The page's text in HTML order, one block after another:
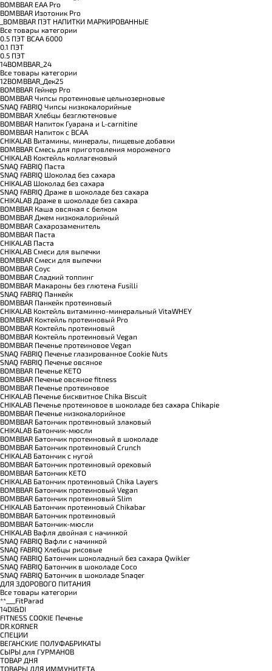
BOMBBAR EAA Pro
BOMBBAR Изотоник Pro
_BOMBBAR ПЭТ НАПИТКИ МАРКИРОВАННЫЕ
Все товары категории
0.5 ПЭТ ВСАА 6000
0.1 ПЭТ
0.5 ПЭТ
14BOMBBAR_24
Все товары категории
12BOMBBAR_Дек25
BOMBBAR Гейнер Pro
BOMBBAR Чипсы протеиновые цельнозерновые
SNAQ FABRIQ Чипсы низкокалорийные
BOMBBAR Хлебцы безглютеновые
BOMBBAR Напиток Гуарана и L-carnitine
BOMBBAR Напиток с BCAA
CHIKALAB Витамины, минералы, пищевые добавки
BOMBBAR Смесь для приготовления мороженого
CHIKALAB Коктейль коллагеновый
SNAQ FABRIQ Паста
SNAQ FABRIQ Шоколад без сахара
CHIKALAB Шоколад без сахара
SNAQ FABRIQ Драже в шоколаде без сахара
CHIKALAB Драже в шоколаде без сахара
BOMBBAR Каша овсяная с белком
BOMBBAR Джем низкокалорийный
BOMBBAR Сахарозаменитель
BOMBBAR Паста
CHIKALAB Паста
CHIKALAB Смеси для выпечки
BOMBBAR Смеси для выпечки
BOMBBAR Соус
BOMBBAR Сладкий топпинг
BOMBBAR Макароны без глютена Fusilli
SNAQ FABRIQ Панкейк
BOMBBAR Панкейк протеиновый
CHIKALAB Коктейль витаминно-минеральный VitaWHEY
BOMBBAR Коктейль протеиновый Pro
BOMBBAR Коктейль протеиновый
BOMBBAR Коктейль протеиновый Vegan
BOMBBAR Печенье протеиновое Vegan
SNAQ FABRIQ Печенье глазированное Cookie Nuts
SNAQ FABRIQ Печенье овсяное
BOMBBAR Печенье KETO
BOMBBAR Печенье овсяное fitness
BOMBBAR Печенье протеиновое
CHIKALAB Печенье бисквитное Chika Biscuit
CHIKALAB Печенье протеиновое в шоколаде без сахара Chikapie
BOMBBAR Печенье низкокалорийное
BOMBBAR Батончик протеиновый злаковый
CHIKALAB Батончик-мюсли
BOMBBAR Батончик протеиновый в шоколаде
BOMBBAR Батончик протеиновый Crunch
CHIKALAB Батончик с нугой
BOMBBAR Батончик протеиновый ореховый
BOMBBAR Батончик KETO
CHIKALAB Батончик протеиновый Chika Layers
BOMBBAR Батончик протеиновый Vegan
BOMBBAR Батончик протеиновый Slim
CHIKALAB Батончик протеиновый Chikabar
BOMBBAR Батончик протеиновый
BOMBBAR Батончик-мюсли
CHIKALAB Вафля двойная с начинкой
SNAQ FABRIQ Вафли с начинкой
SNAQ FABRIQ Хлебцы рисовые
SNAQ FABRIQ Батончик шоколадный без сахара Qwikler
SNAQ FABRIQ Батончик в шоколаде Coco
SNAQ FABRIQ Батончик в шоколаде Snaqer
ДЛЯ ЗДОРОВОГО ПИТАНИЯ
Все товары категории
**___FitParad
14DI&DI
FITNESS COOKIE Печенье
DR.KORNER
СПЕЦИИ
ВЕГАНСКИЕ ПОЛУФАБРИКАТЫ
СЫРЫ для ГУРМАНОВ
TОВАР ДНЯ
TОВАРЫ ДЛЯ ИММУНИТЕТА